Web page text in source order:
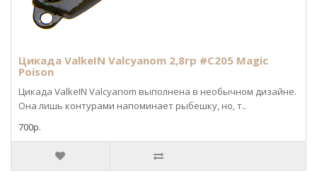
Цикада ValkeIN Valcyanom 2,8гр #C205 Magic
Poison
Цикада ValkeIN Valcyanom выполнена в необычном дизайне.
Она лишь контурами напоминает рыбешку, но, т..
700р.